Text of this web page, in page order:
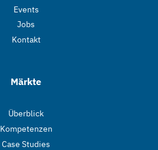
Events
Jobs
Kontakt
Märkte
Überblick
Kompetenzen
Case Studies